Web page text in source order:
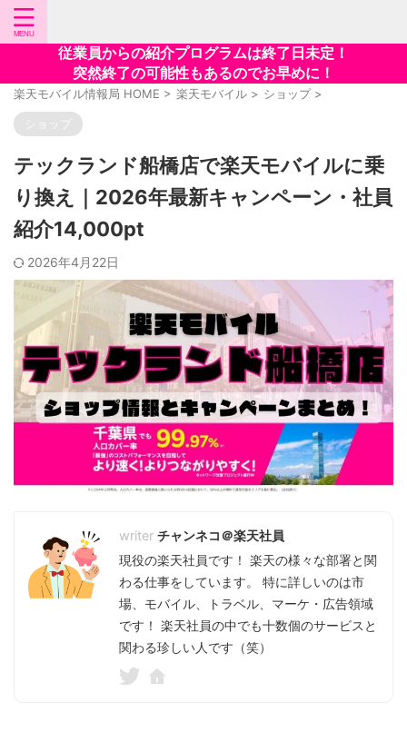
従業員からの紹介プログラムは終了日未定！
突然終了の可能性もあるのでお早めに！
楽天モバイル情報局 HOME > 楽天モバイル > ショップ >
ショップ
テックランド船橋店で楽天モバイルに乗
り換え｜2026年最新キャンペーン・社員
紹介14,000pt
2026年4月22日
チャンネコ＠楽天社員
現役の楽天社員です！ 楽天の様々な部署と関
わる仕事をしています。 特に詳しいのは市
場、モバイル、トラベル、マーケ・広告領域
です！ 楽天社員の中でも十数個のサービスと
関わる珍しい人です（笑）